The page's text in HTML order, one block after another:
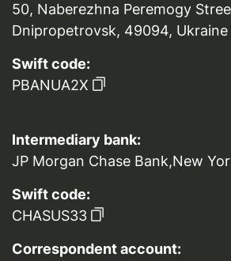
50, Naberezhna Peremogy
Dnipropetrovsk, 49094, Ukraine
Swift code:
PBANUA2X
Intermediary bank:
JP Morgan Chase Bank,New
Swift code:
CHASUS33
Correspondent account: